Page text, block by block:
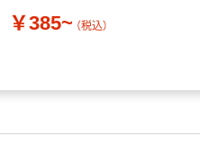
￥385~ （税込）